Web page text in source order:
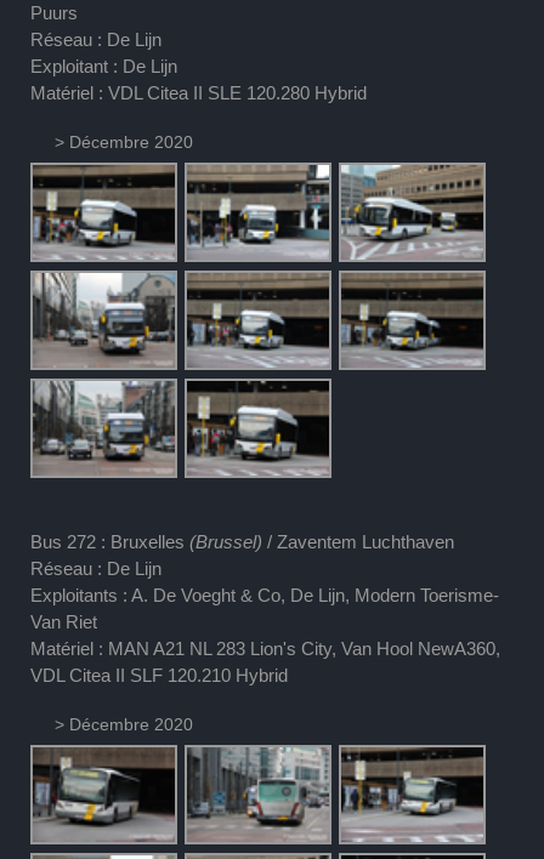
Puurs
Réseau : De Lijn
Exploitant : De Lijn
Matériel : VDL Citea II SLE 120.280 Hybrid
> Décembre 2020
Bus 272 : Bruxelles (Brussel) / Zaventem Luchthaven
Réseau : De Lijn
Exploitants : A. De Voeght & Co, De Lijn, Modern Toerisme-
Van Riet
Matériel : MAN A21 NL 283 Lion's City, Van Hool NewA360,
VDL Citea II SLF 120.210 Hybrid
> Décembre 2020